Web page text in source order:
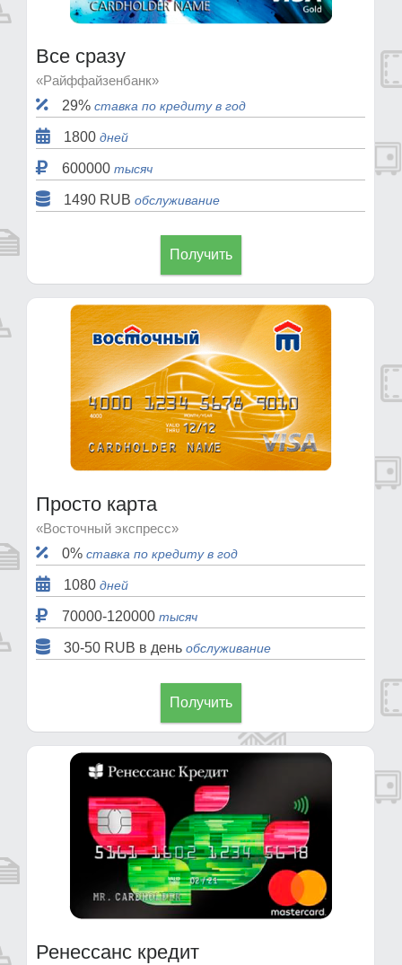
Все сразу
«Райффайзенбанк»
29% ставка по кредиту в год
1800 дней
600000 тысяч
1490 RUB обслуживание
Получить
Просто карта
«Восточный экспресс»
0% ставка по кредиту в год
1080 дней
70000-120000 тысяч
30-50 RUB в день обслуживание
Получить
Ренессанс кредит